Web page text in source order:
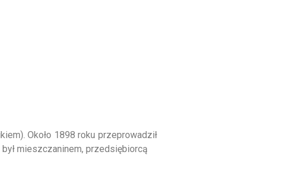
Około 1898 roku przeprowadził
był mieszczaninem, przedsiębiorcą